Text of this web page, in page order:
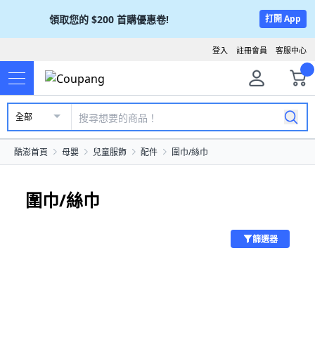
領取您的 $200 首購優惠卷! 打開 App
客服中心
註冊會員
登入
全部
酷澎首頁 母嬰 兒童服飾 配件 圍巾/絲巾
圍巾/絲巾
篩選器